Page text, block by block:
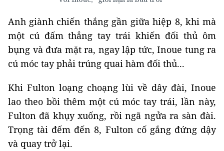
Anh giành chiến thắng gần giữa hiệp 8, khi mà
một cú đấm thẳng tay trái khiến đối thủ ôm
bụng và đưa mặt ra, ngay lập tức, Inoue tung ra
cú móc tay phải trúng quai hàm đối thủ...
Khi Fulton loạng choạng lùi về dây đài, Inoue
lao theo bồi thêm một cú móc tay trái, lần này,
Fulton đã khụy xuống, rồi ngã ngửa ra sàn đài.
Trọng tài đếm đến 8, Fulton cố gắng đứng dậy
và quay trở lại.